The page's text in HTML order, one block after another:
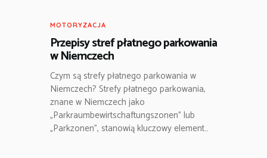
MOTORYZACJA
Przepisy stref płatnego parkowania
w Niemczech
Czym są strefy płatnego parkowania w
Niemczech? Strefy płatnego parkowania,
znane w Niemczech jako
„Parkraumbewirtschaftungszonen” lub
„Parkzonen”, stanowią kluczowy element…